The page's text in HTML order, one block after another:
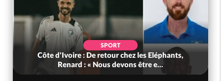
SPORT
Côte d'Ivoire : De retour chez les Eléphants,
Renard : « Nous devons être e...